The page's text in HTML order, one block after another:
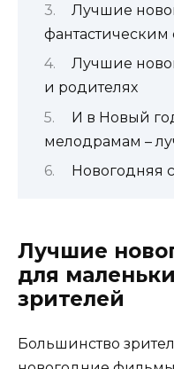
Лучшие
Лучшие
и родителях
И в Новый
мелодрамам –
Новогодняя
Лучшие
для
зрителей
Большинство